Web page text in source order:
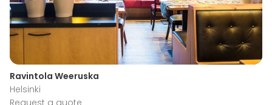
Ravintola Weeruska
Helsinki